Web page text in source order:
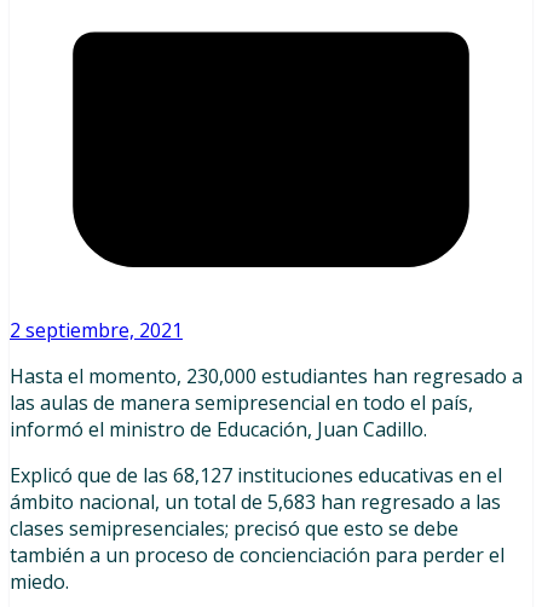
2 septiembre, 2021
Hasta el momento, 230,000 estudiantes han regresado a
las aulas de manera semipresencial en todo el país,
informó el ministro de Educación, Juan Cadillo.
Explicó que de las 68,127 instituciones educativas en el
ámbito nacional, un total de 5,683 han regresado a las
clases semipresenciales; precisó que esto se debe
también a un proceso de concienciación para perder el
miedo.